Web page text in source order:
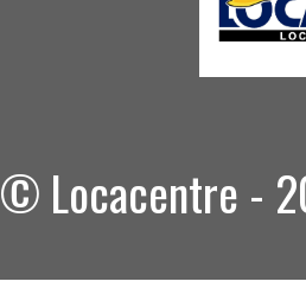
© Locacentre -